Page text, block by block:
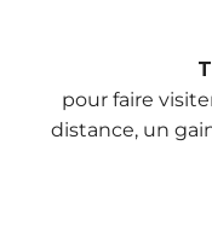
pour faire
distance, un